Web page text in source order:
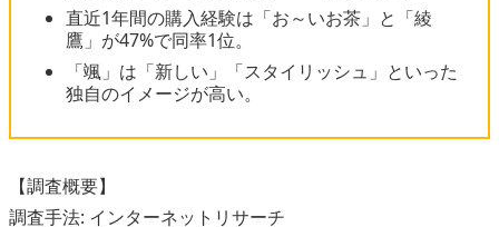
直近1年間の購入経験は「お～いお茶」と「綾
鷹」が47%で同率1位。
「颯」は「新しい」「スタイリッシュ」といった
独自のイメージが高い。
【調査概要】
調査手法: インターネットリサーチ